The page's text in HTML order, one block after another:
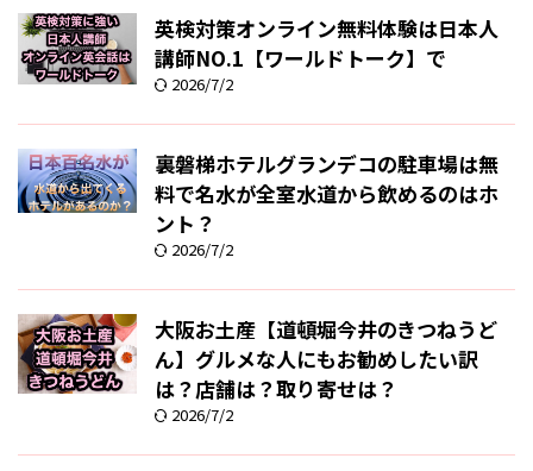
英検対策オンライン無料体験は日本人
講師NO.1【ワールドトーク】で
2026/7/2
裏磐梯ホテルグランデコの駐車場は無
料で名水が全室水道から飲めるのはホ
ント？
2026/7/2
大阪お土産【道頓堀今井のきつねうど
ん】グルメな人にもお勧めしたい訳
は？店舗は？取り寄せは？
2026/7/2